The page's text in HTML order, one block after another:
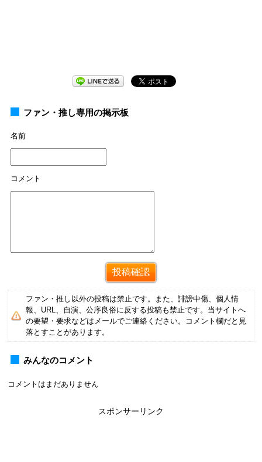
ファン・推し専用の掲示板
名前
コメント
ファン・推し以外の投稿は禁止です。また、誹謗中傷、個人情
報、URL、自演、公序良俗に反する投稿も禁止です。当サイトへ
の要望・要求などはメールでご連絡ください。コメント欄だと見
落とすことがあります。
みんなのコメント
コメントはまだありません
スポンサーリンク